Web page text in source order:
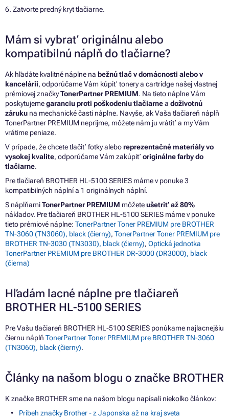
6. Zatvorte predný kryt tlačiarne.
Mám si vybrať originálnu alebo
kompatibilnú náplň do tlačiarne?
Ak hľadáte kvalitné náplne na bežnú tlač v domácnosti alebo v
kancelárii, odporúčame Vám kúpiť tonery a cartridge našej vlastnej
prémiovej značkyTonerPartner PREMIUM. Na tieto náplne Vám
poskytujemegaranciu proti poškodeniu tlačiarnea doživotnú
záruku na mechanické časti náplne. Navyše, ak Vaša tlačiareň náplň
TonerPartner PREMIUM neprijme, môžete nám ju vrátiť a my Vám
vrátime peniaze.
V prípade, že chcete tlačiť fotky aleboreprezentačné materiály vo
vysokej kvalite, odporúčame Vám zakúpiť originálne farby do
tlačiarne.
Pre tlačiareň BROTHER HL-5100 SERIES máme v ponuke 3
kompatibilných náplní a 1 originálnych náplní.
S náplňamiTonerPartner PREMIUM môžeteušetriť až 80%
nákladov. Pre tlačiareň BROTHER HL-5100 SERIES máme v ponuke
tieto prémiové náplne: TonerPartner Toner PREMIUM pre BROTHER
TN-3060 (TN3060), black (čierny), TonerPartner Toner PREMIUM pre
BROTHER TN-3030 (TN3030), black (čierny), Optická jednotka
TonerPartner PREMIUM pre BROTHER DR-3000 (DR3000), black
(čierna)
Hľadám lacné náplne pre tlačiareň
BROTHER HL-5100 SERIES
Pre Vašu tlačiareň BROTHER HL-5100 SERIES ponúkame najlacnejšiu
čiernu náplň TonerPartner Toner PREMIUM pre BROTHER TN-3060
(TN3060), black (čierny).
Články na našom blogu o značke BROTHER
K značke BROTHER sme na našom blogu napísali niekoľko článkov:
Príbeh značky Brother - z Japonska až na kraj sveta